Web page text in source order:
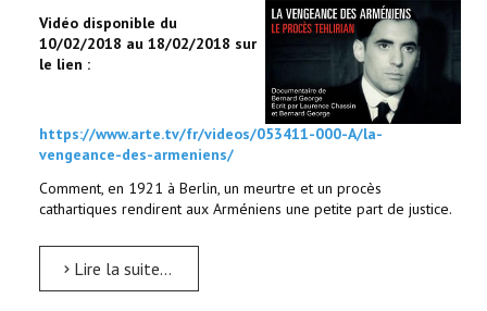
Vidéo disponible du
10/02/2018 au 18/02/2018 sur
le lien :
https://www.arte.tv/fr/videos/053411-000-A/la-
vengeance-des-armeniens/
Comment, en 1921 à Berlin, un meurtre et un procès
cathartiques rendirent aux Arméniens une petite part de justice.
Lire la suite...